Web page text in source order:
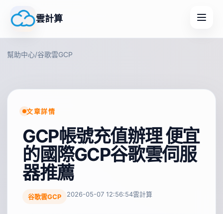
雲計算
幫助中心/谷歌雲GCP
文章詳情
GCP帳號充值辦理 便宜
的國際GCP谷歌雲伺服
器推薦
谷歌雲GCP 2026-05-07 12:56:54雲計算